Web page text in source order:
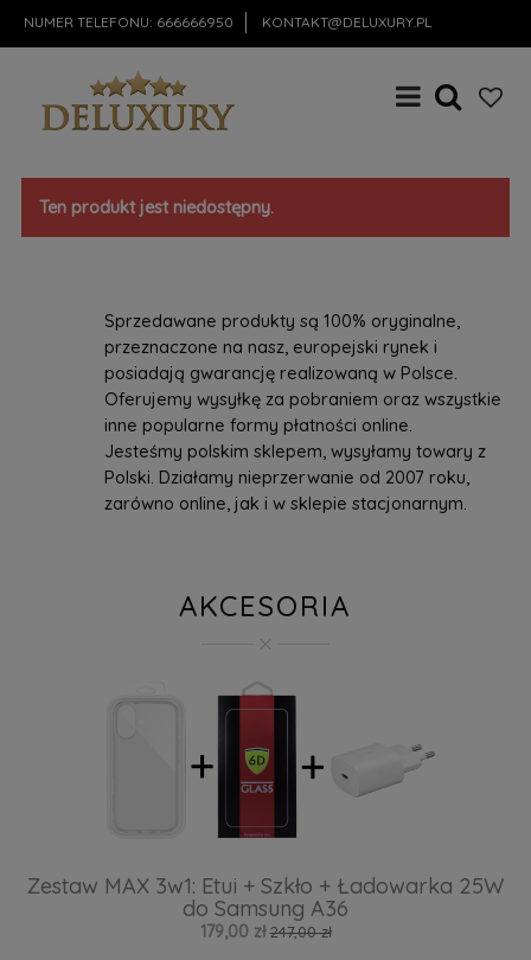
NUMER TELEFONU: 666666950 KONTAKT@DELUXURY.PL
Ten produkt jest niedostępny.
Sprzedawane produkty są 100% oryginalne,
przeznaczone na nasz, europejski rynek i
posiadają gwarancję realizowaną w Polsce.
Oferujemy wysyłkę za pobraniem oraz wszystkie
inne popularne formy płatności online.
Jesteśmy polskim sklepem, wysyłamy towary z
Polski. Działamy nieprzerwanie od 2007 roku,
zarówno online, jak i w sklepie stacjonarnym.
AKCESORIA
Zestaw MAX 3w1: Etui + Szkło + Ładowarka 25W
do Samsung A36
179,00 zł 247,00 zł